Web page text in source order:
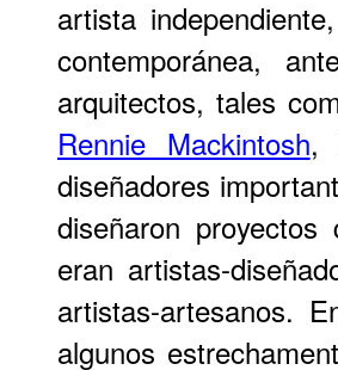
artista
contemporánea,
arquitectos, tales
Rennie Mackintosh,
diseñadores
diseñaron
eran artistas-
artistas-artesanos.
algunos